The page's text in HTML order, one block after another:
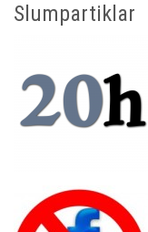
Slumpartiklar